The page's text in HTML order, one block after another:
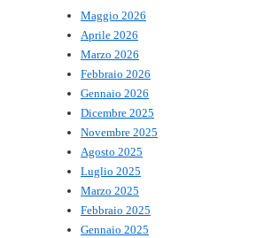
Maggio 2026
Aprile 2026
Marzo 2026
Febbraio 2026
Gennaio 2026
Dicembre 2025
Novembre 2025
Agosto 2025
Luglio 2025
Marzo 2025
Febbraio 2025
Gennaio 2025